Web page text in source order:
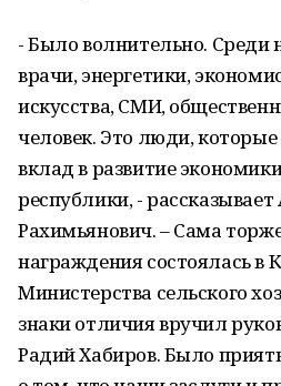
- Было волнительно.
врачи, энергетики,
искусства, СМИ,
человек. Это люди,
вклад в развитие
республики, -
Рахимьянович. – Сама
награждения состоялась в
Министерства сельского
знаки отличия вручил
Радий Хабиров. Было